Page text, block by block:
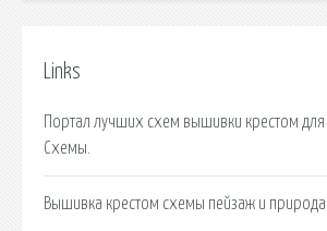
Links
Портал лучших схем вышивки крестом для
Схемы.
Вышивка крестом схемы пейзаж и природа.